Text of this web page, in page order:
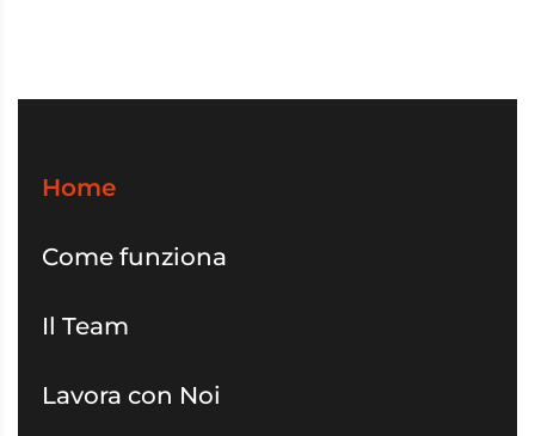
Home
Come funziona
Il Team
Lavora con Noi